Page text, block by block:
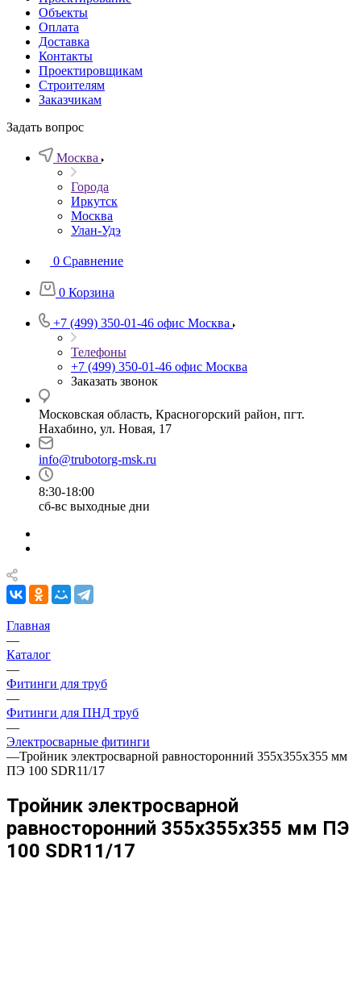
Объекты
Оплата
Доставка
Контакты
Проектировщикам
Строителям
Заказчикам
Задать вопрос
Москва
Города
Иркутск
Москва
Улан-Удэ
0 Сравнение
0 Корзина
+7 (499) 350-01-46 офис Москва
Телефоны
+7 (499) 350-01-46 офис Москва
Заказать звонок
Московская область, Красногорский район, пгт.
Нахабино, ул. Новая, 17
info@trubotorg-msk.ru
8:30-18:00
сб-вс выходные дни
Главная
—
Каталог
—
Фитинги для труб
—
Фитинги для ПНД труб
—
Электросварные фитинги
—Тройник электросварной равносторонний 355x355x355 мм
ПЭ 100 SDR11/17
Тройник электросварной
равносторонний 355x355x355 мм ПЭ
100 SDR11/17